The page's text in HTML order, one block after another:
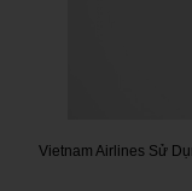
Vietnam Airlines Sử